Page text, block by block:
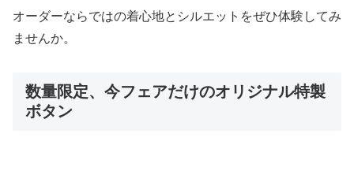
オーダーならではの着心地とシルエットをぜひ体験してみ
ませんか。
数量限定、今フェアだけのオリジナル特製
ボタン